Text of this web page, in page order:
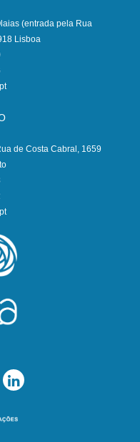
(entrada pela Rua
Lisboa
de Costa Cabral, 1659